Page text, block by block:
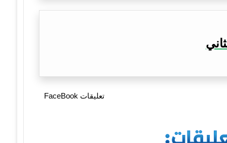
تعليقات FaceBook